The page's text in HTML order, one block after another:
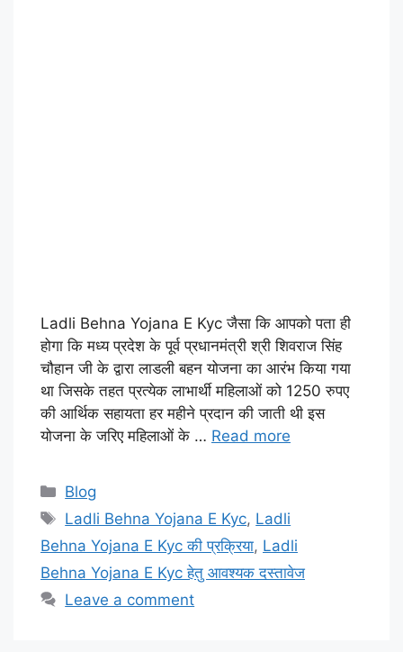
Ladli Behna Yojana E Kyc जैसा कि आपको पता ही
होगा कि मध्य प्रदेश के पूर्व प्रधानमंत्री श्री शिवराज सिंह
चौहान जी के द्वारा लाडली बहन योजना का आरंभ किया गया
था जिसके तहत प्रत्येक लाभार्थी महिलाओं को 1250 रुपए
की आर्थिक सहायता हर महीने प्रदान की जाती थी इस
योजना के जरिए महिलाओं के … Read more
Categories
Blog
Tags
Ladli Behna Yojana E Kyc, Ladli
Behna Yojana E Kyc की प्रक्रिया, Ladli
Behna Yojana E Kyc हेतु आवश्यक दस्तावेज
Leave a comment